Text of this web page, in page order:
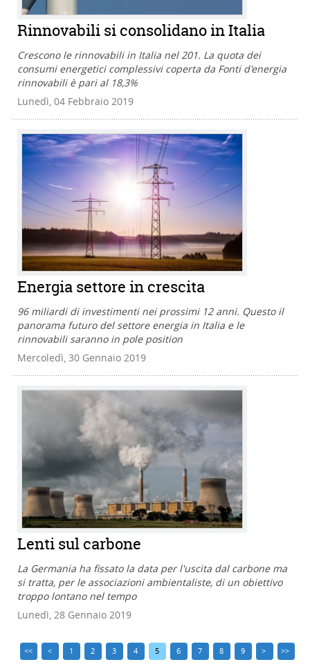
Rinnovabili si consolidano in Italia
Crescono le rinnovabili in Italia nel 201. La quota dei
consumi energetici complessivi coperta da Fonti d'energia
rinnovabili è pari al 18,3%
Lunedì, 04 Febbraio 2019
Energia settore in crescita
96 miliardi di investimenti nei prossimi 12 anni. Questo il
panorama futuro del settore energia in Italia e le
rinnovabili saranno in pole position
Mercoledì, 30 Gennaio 2019
Lenti sul carbone
La Germania ha fissato la data per l'uscita dal carbone ma
si tratta, per le associazioni ambientaliste, di un obiettivo
troppo lontano nel tempo
Lunedì, 28 Gennaio 2019
<< < 1 2 3 4 5 6 7 8 9 > >>